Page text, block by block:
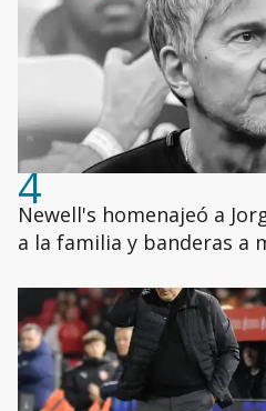
4
Newell's homenajeó a
a la familia y banderas a